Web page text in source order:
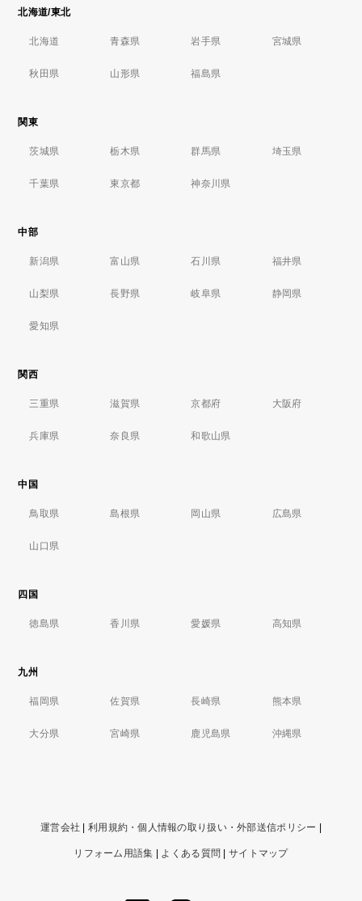
北海道/東北
北海道 青森県 岩手県 宮城県
秋田県 山形県 福島県
関東
茨城県 栃木県 群馬県 埼玉県
千葉県 東京都 神奈川県
中部
新潟県 富山県 石川県 福井県
山梨県 長野県 岐阜県 静岡県
愛知県
関西
三重県 滋賀県 京都府 大阪府
兵庫県 奈良県 和歌山県
中国
鳥取県 島根県 岡山県 広島県
山口県
四国
徳島県 香川県 愛媛県 高知県
九州
福岡県 佐賀県 長崎県 熊本県
大分県 宮崎県 鹿児島県 沖縄県
運営会社 利用規約・個人情報の取り扱い・外部送信ポリシー
リフォーム用語集 よくある質問 サイトマップ